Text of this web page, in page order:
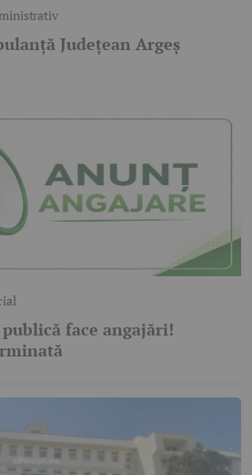
Județean Argeș
face angajări!